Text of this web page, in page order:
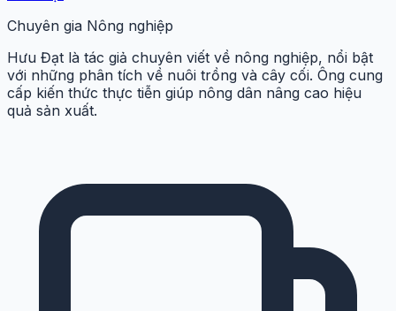
Chuyên gia Nông nghiệp
Hưu Đạt là tác giả chuyên viết về nông nghiệp, nổi bật
với những phân tích về nuôi trồng và cây cối. Ông cung
cấp kiến thức thực tiễn giúp nông dân nâng cao hiệu
quả sản xuất.